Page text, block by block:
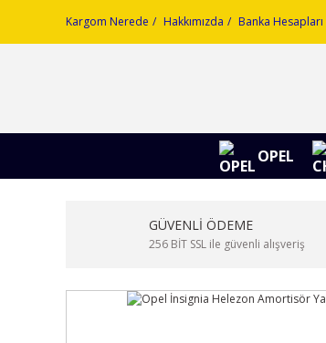
Kargom Nerede Hakkımızda Banka Hesapları
OPEL
GÜVENLİ ÖDEME
256 BİT SSL ile güvenli alışveriş